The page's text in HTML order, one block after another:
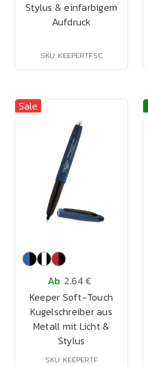
Stylus & einfarbigem
Aufdruck
SKU: KEEPERTFSC
Sale
Ab 2.64 €
Keeper Soft-Touch
Kugelschreiber aus
Metall mit Licht &
Stylus
SKU: KEEPERTF